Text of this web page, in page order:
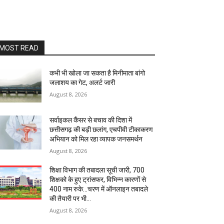
READ
कभी भी खोला जा सकता है मिनीमाता बांगो
जलाशय का गेट, अलर्ट जारी
August 8, 2026
सर्वाइकल कैंसर से बचाव की दिशा में
छत्तीसगढ़ की बड़ी छलांग, एचपीवी टीकाकरण
अभियान को मिल रहा व्यापक जनसमर्थन
August 8, 2026
शिक्षा विभाग की तबादला सूची जारी, 700
शिक्षको के हुए ट्रांसफर, विभिन्न कारणों से
400 नाम रुके…चरण में ऑनलाइन तबादले
की तैयारी पर भी...
August 8, 2026